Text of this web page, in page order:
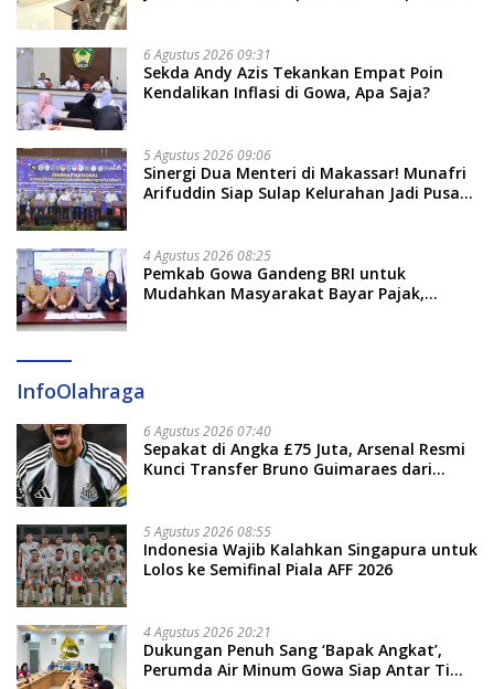
6 Agustus 2026 09:31
Sekda Andy Azis Tekankan Empat Poin
Kendalikan Inflasi di Gowa, Apa Saja?
5 Agustus 2026 09:06
Sinergi Dua Menteri di Makassar! Munafri
Arifuddin Siap Sulap Kelurahan Jadi Pusat
4 Agustus 2026 08:25
Pemkab Gowa Gandeng BRI untuk
Mudahkan Masyarakat Bayar Pajak,
InfoOlahraga
6 Agustus 2026 07:40
Sepakat di Angka £75 Juta, Arsenal Resmi
Kunci Transfer Bruno Guimaraes dari
5 Agustus 2026 08:55
Indonesia Wajib Kalahkan Singapura untuk
Lolos ke Semifinal Piala AFF 2026
4 Agustus 2026 20:21
Dukungan Penuh Sang ‘Bapak Angkat’,
Perumda Air Minum Gowa Siap Antar Tim